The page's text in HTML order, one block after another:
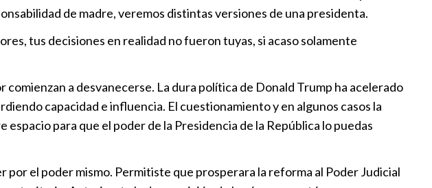
De Uruapan al Zócalo de la CDMX
Violencia: un acto teatral macabro
Opinión
16:01
Opinión | 08:24
de madre, veremos distintas versiones de una presidenta.
tus decisiones en realidad no fueron tuyas, si acaso solamente
a desvanecerse. La dura política de Donald Trump ha acelerado
capacidad e influencia. El cuestionamiento y en algunos casos la
para que el poder de la Presidencia de la República lo puedas
por el poder mismo. Permitiste que prosperara la reforma al Poder Judicial